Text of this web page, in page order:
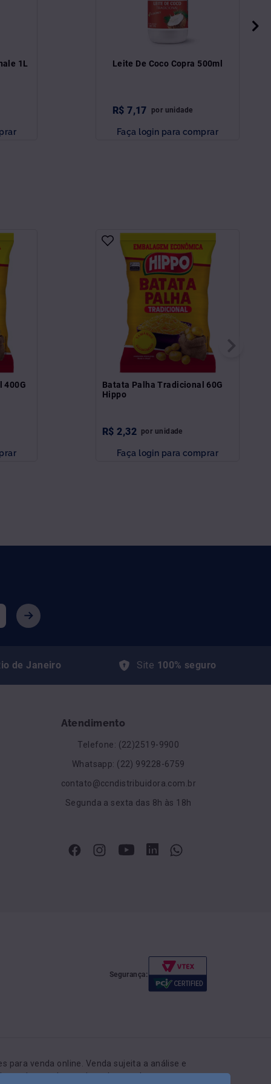
1L Leite De Coco Copra 500ml
R$ 7,17 por unidade
Faça login para comprar
400G
Batata Palha Tradicional 60G
Hippo
R$ 2,32 por unidade
Faça login para comprar
de Janeiro Site 100% seguro
Atendimento
Telefone: (22)2519-9900
Whatsapp: (22) 99228-6759
contato@ccndistribuidora.com.br
Segunda a sexta das 8h às 18h
Segurança:
para venda online. Venda sujeita a análise e
produto pode ser alterado a qualquer momento